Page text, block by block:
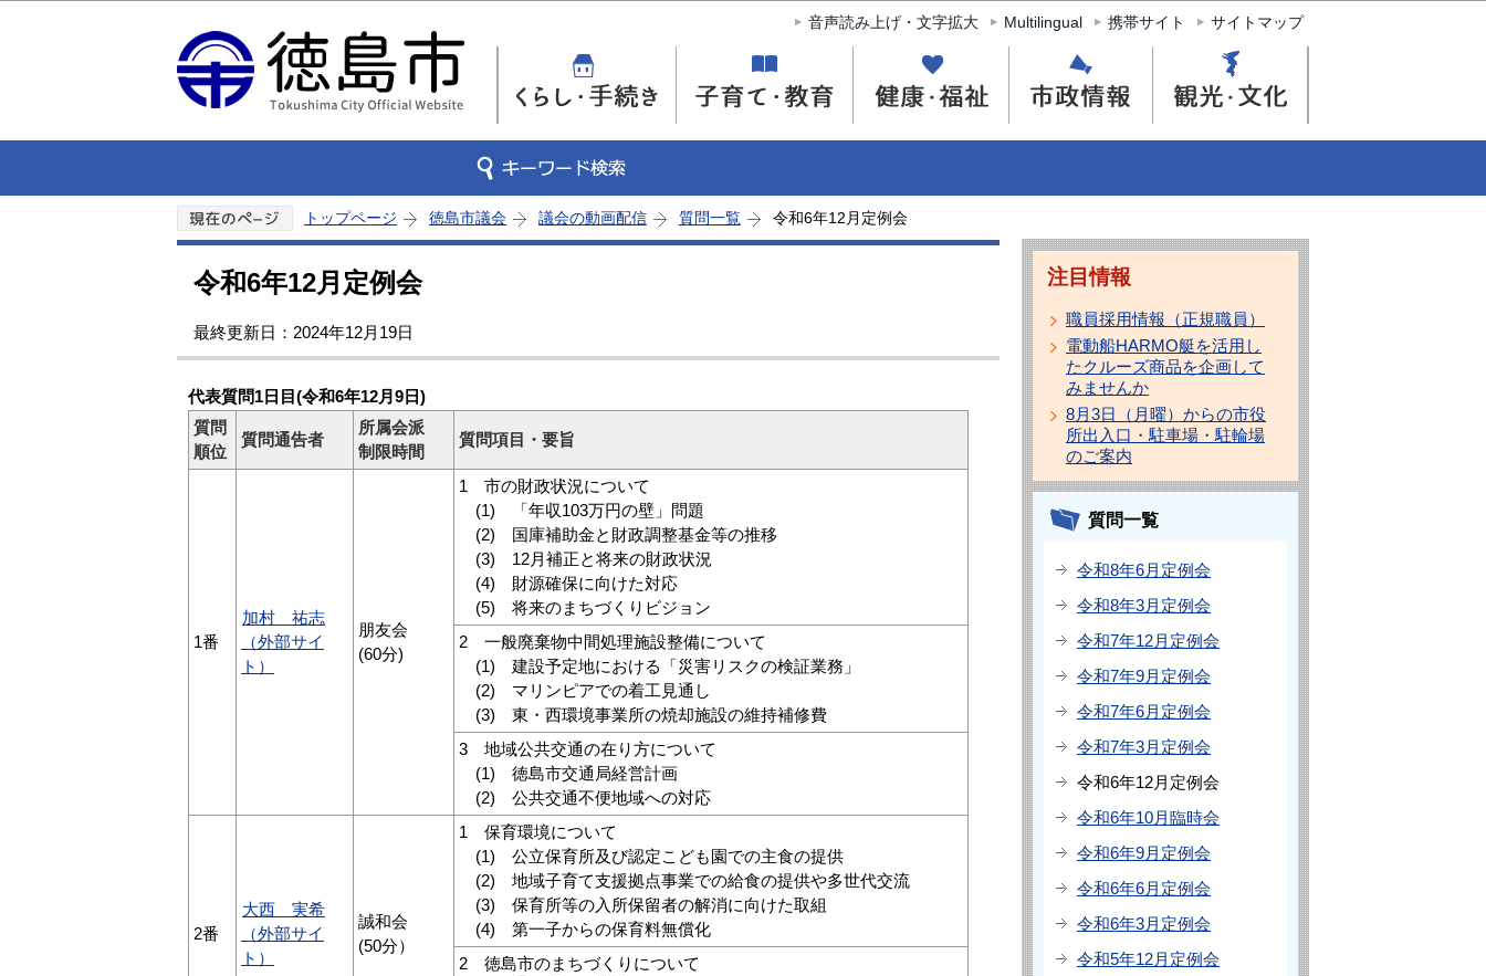
このページの本文へ移動
音声読み上げ・文字拡大 Multilingual 携帯サイト サイトマップ
トップページ 徳島市議会 議会の動画配信 質問一覧 令和6年12月定例会
令和6年12月定例会
最終更新日：2024年12月19日
代表質問1日目(令和6年12月9日)
質問
順位
質問通告者
所属会派
制限時間
質問項目・要旨
1番
加村 祐志
（外部サイ
ト）
朋友会
(60分)
1 市の財政状況について
(1) 「年収103万円の壁」問題
(2) 国庫補助金と財政調整基金等の推移
(3) 12月補正と将来の財政状況
(4) 財源確保に向けた対応
(5) 将来のまちづくりビジョン
2 一般廃棄物中間処理施設整備について
(1) 建設予定地における「災害リスクの検証業務」
(2) マリンピアでの着工見通し
(3) 東・西環境事業所の焼却施設の維持補修費
3 地域公共交通の在り方について
(1) 徳島市交通局経営計画
(2) 公共交通不便地域への対応
2番
大西 実希
（外部サイ
ト）
誠和会
(50分）
1 保育環境について
(1) 公立保育所及び認定こども園での主食の提供
(2) 地域子育て支援拠点事業での給食の提供や多世代交流
(3) 保育所等の入所保留者の解消に向けた取組
(4) 第一子からの保育料無償化
2 徳島市のまちづくりについて
注目情報
職員採用情報（正規職員）
電動船HARMO艇を活用し
たクルーズ商品を企画して
みませんか
8月3日（月曜）からの市役
所出入口・駐車場・駐輪場
のご案内
質問一覧
令和8年6月定例会
令和8年3月定例会
令和7年12月定例会
令和7年9月定例会
令和7年6月定例会
令和7年3月定例会
令和6年12月定例会
令和6年10月臨時会
令和6年9月定例会
令和6年6月定例会
令和6年3月定例会
令和5年12月定例会